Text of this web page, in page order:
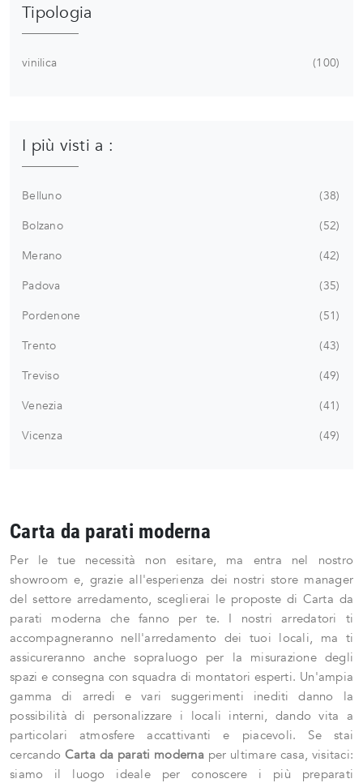
Tipologia
vinilica 100
I più visti a :
Belluno
38
Bolzano
52
Merano
42
Padova
35
Pordenone
51
Trento
43
Treviso
49
Venezia
41
Vicenza
49
Carta da parati moderna
Per le tue necessità non esitare, ma entra nel nostro
showroom e, grazie all'esperienza dei nostri store manager
del settore arredamento, sceglierai le proposte di Carta da
parati moderna che fanno per te. I nostri arredatori ti
accompagneranno nell'arredamento dei tuoi locali, ma ti
assicureranno anche sopraluogo per la misurazione degli
spazi e consegna con squadra di montatori esperti. Un'ampia
gamma di arredi e vari suggerimenti inediti danno la
possibilità di personalizzare i locali interni, dando vita a
particolari atmosfere accattivanti e piacevoli. Se stai
cercando Carta da parati modernaper ultimare casa, visitaci:
siamo il luogo ideale per conoscere i più preparati